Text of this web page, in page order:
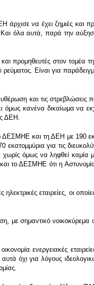
να έχει ζημιές και
όλα αυτά, παρά την
προμηθευτές στον τομέα
Είναι για
και τις
κανένα δικαίωμα να
ΔΕΗ.
και τη ΔΕΗ με 190
για τις
όμως να ληφθεί καμία
και το ΔΕΣΜΗΕ ότι η
εταιρείες, οι
με σημαντικό νοικοκύρεμα
ενεργειακές
όχι για λόγους